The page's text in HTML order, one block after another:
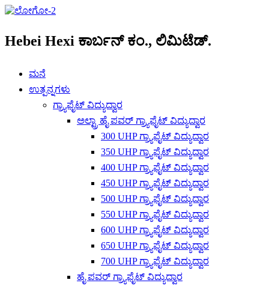
Hebei Hexi ಕಾರ್ಬನ್ ಕಂ., ಲಿಮಿಟೆಡ್.
ಮನೆ
ಉತ್ಪನ್ನಗಳು
ಗ್ರ್ಯಾಫೈಟ್ ವಿದ್ಯುದ್ವಾರ
ಅಲ್ಟ್ರಾ ಹೈ ಪವರ್ ಗ್ರ್ಯಾಫೈಟ್ ವಿದ್ಯುದ್ವಾರ
300 UHP ಗ್ರ್ಯಾಫೈಟ್ ವಿದ್ಯುದ್ವಾರ
350 UHP ಗ್ರ್ಯಾಫೈಟ್ ವಿದ್ಯುದ್ವಾರ
400 UHP ಗ್ರ್ಯಾಫೈಟ್ ವಿದ್ಯುದ್ವಾರ
450 UHP ಗ್ರ್ಯಾಫೈಟ್ ವಿದ್ಯುದ್ವಾರ
500 UHP ಗ್ರ್ಯಾಫೈಟ್ ವಿದ್ಯುದ್ವಾರ
550 UHP ಗ್ರ್ಯಾಫೈಟ್ ವಿದ್ಯುದ್ವಾರ
600 UHP ಗ್ರ್ಯಾಫೈಟ್ ವಿದ್ಯುದ್ವಾರ
650 UHP ಗ್ರ್ಯಾಫೈಟ್ ವಿದ್ಯುದ್ವಾರ
700 UHP ಗ್ರ್ಯಾಫೈಟ್ ವಿದ್ಯುದ್ವಾರ
ಹೈ ಪವರ್ ಗ್ರ್ಯಾಫೈಟ್ ವಿದ್ಯುದ್ವಾರ